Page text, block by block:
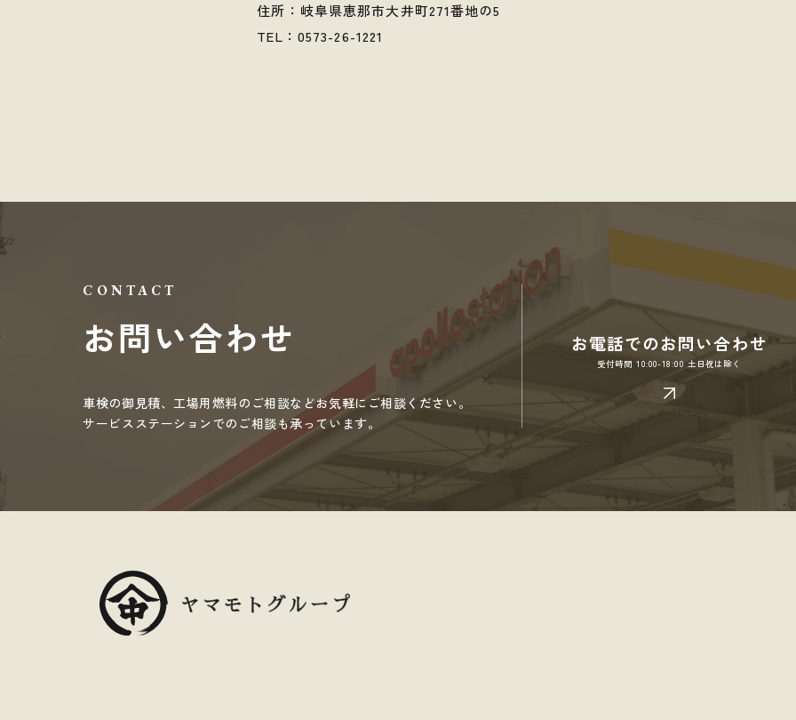
住所：岐阜県恵那市大井町271番地の5
TEL：0573-26-1221
CONTACT
お問い合わせ
車検の御見積、工場用燃料のご相談などお気軽にご相談ください。
サービスステーションでのご相談も承っています。
お電話でのお問い合わせ
受付時間 10:00-18:00 土日祝は除く